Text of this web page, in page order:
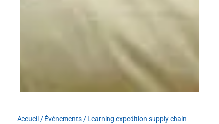
Accueil / Événements/ Learning expedition supply chain